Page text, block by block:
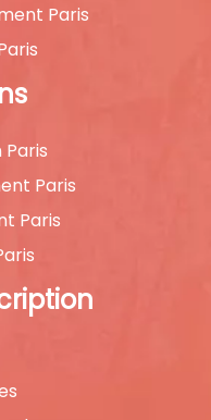
Paris
Paris
Paris